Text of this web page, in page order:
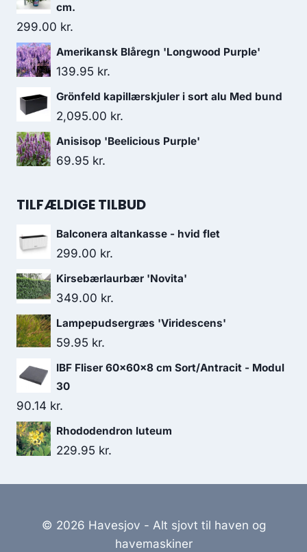
cm.
299.00 kr.
Amerikansk Blåregn 'Longwood Purple'
139.95 kr.
Grönfeld kapillærskjuler i sort alu Med bund
2,095.00 kr.
Anisisop 'Beelicious Purple'
69.95 kr.
TILFÆLDIGE TILBUD
Balconera altankasse - hvid flet
299.00 kr.
Kirsebærlaurbær 'Novita'
349.00 kr.
Lampepudsergræs 'Viridescens'
59.95 kr.
IBF Fliser 60x60x8 cm Sort/Antracit - Modul
30
90.14 kr.
Rhododendron luteum
229.95 kr.
© 2026 Havesjov - Alt sjovt til haven og
havemaskiner